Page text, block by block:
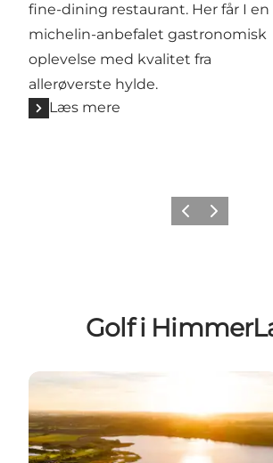
fine-dining restaurant. Her får I en
michelin-anbefalet gastronomisk
oplevelse med kvalitet fra
allerøverste hylde.
Læs mere
Forrige billede
Næste billede
Golf i
Old Course - HimmerLand